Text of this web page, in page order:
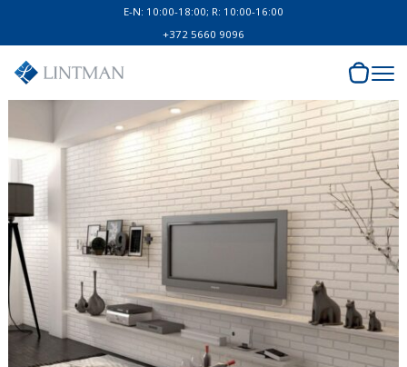
E-N: 10:00-18:00; R: 10:00-16:00
+372 5660 9096